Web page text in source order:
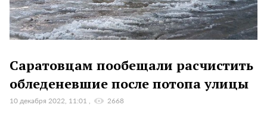
Саратовцам пообещали расчистить
обледеневшие после потопа улицы
10 декабря 2022, 11:01 2668